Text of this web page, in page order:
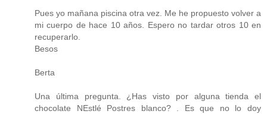
Pues yo mañana piscina otra vez. Me he propuesto volver a
mi cuerpo de hace 10 años. Espero no tardar otros 10 en
recuperarlo.
Besos
Berta
Una última pregunta. ¿Has visto por alguna tienda el
chocolate NEstlé Postres blanco? . Es que no lo doy